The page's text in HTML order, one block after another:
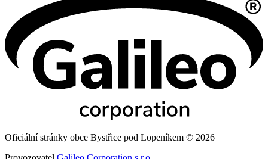
Oficiální stránky obce Bystřice pod Lopeníkem © 2026